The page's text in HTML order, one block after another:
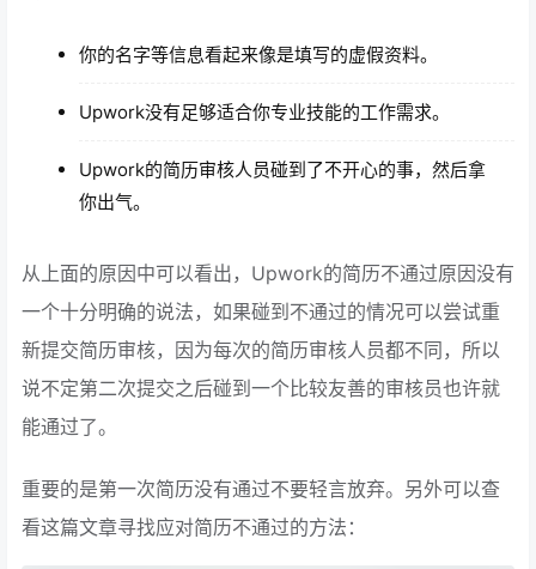
你的名字等信息看起来像是填写的虚假资料。
Upwork没有足够适合你专业技能的工作需求。
Upwork的简历审核人员碰到了不开心的事，然后拿
你出气。
从上面的原因中可以看出，Upwork的简历不通过原因没有
一个十分明确的说法，如果碰到不通过的情况可以尝试重
新提交简历审核，因为每次的简历审核人员都不同，所以
说不定第二次提交之后碰到一个比较友善的审核员也许就
能通过了。
重要的是第一次简历没有通过不要轻言放弃。另外可以查
看这篇文章寻找应对简历不通过的方法：